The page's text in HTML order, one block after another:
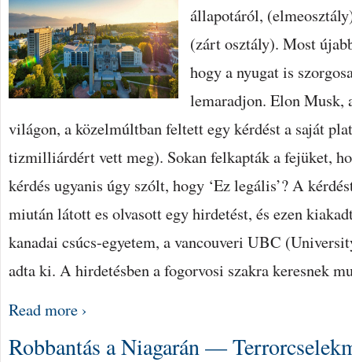
állapotáról,
(zárt osztály). Most
hogy a nyugat is
lemaradjon. Elon Musk,
világon, a közelmúltban feltett egy kérdést a saját
tizmilliárdért vett meg). Sokan felkapták a fejüket,
kérdés ugyanis úgy szólt, hogy ‘Ez legális’? A
miután látott es olvasott egy hirdetést, és ezen
kanadai csúcs-egyetem, a vancouveri UBC
adta ki. A hirdetésben a fogorvosi szakra keresnek
Read more ›
Robbantás a Niagarán —